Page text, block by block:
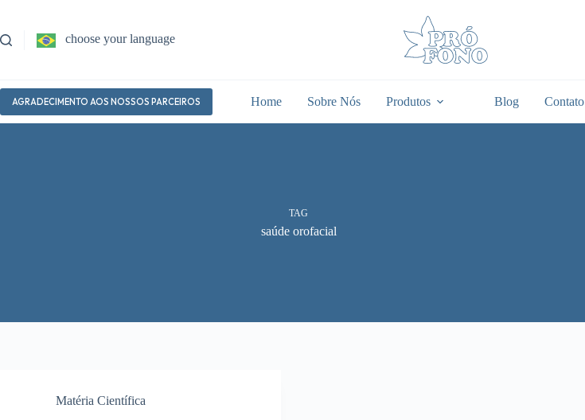
o
conteúdo
choose your language
AGRADECIMENTO AOS NOSSOS PARCEIROS Home Sobre Nós Produtos Blog Contato
TAG
saúde orofacial
Matéria Científica